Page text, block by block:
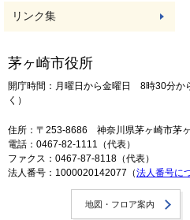
リンク集
茅ヶ崎市役所
開庁時間：月曜日から金曜日 8時30分か
く）
住所：〒253-8686 神奈川県茅ヶ崎市茅
電話：0467-82-1111（代表）
ファクス：0467-87-8118（代表）
法人番号：1000020142077（法人番号に
地図・フロア案内